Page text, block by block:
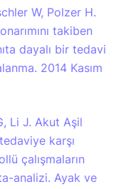
W, Polzer H.
takiben
dayalı bir tedavi
2014 Kasım
Li J. Akut Aşil
karşı
çalışmaların
analizi. Ayak ve